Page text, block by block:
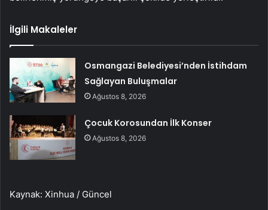
İlgili Makaleler
Osmangazi Belediyesi’nden İstihdam
Sağlayan Buluşmalar
Ağustos 8, 2026
Çocuk Korosundan İlk Konser
Ağustos 8, 2026
Kaynak: Xinhua / Güncel